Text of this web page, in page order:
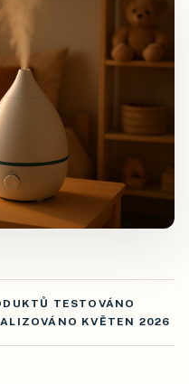
TESTOVÁNO
KVĚTEN 2026